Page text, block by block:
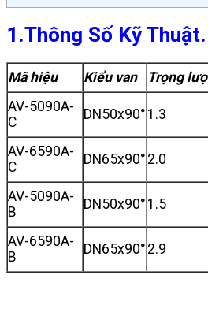
1.Thông Số Kỹ Thuật.
Mã hiệu Kiểu van Trọng
AV-5090A-
C
DN50x90° 1.3
AV-6590A-
C
DN65x90° 2.0
AV-5090A-
B
DN50x90° 1.5
AV-6590A-
B
DN65x90° 2.9